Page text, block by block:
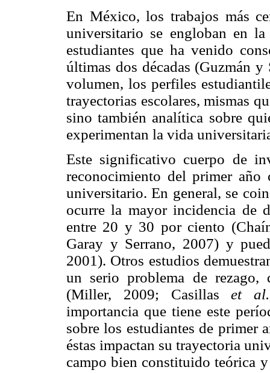
En México, los trabajos más
universitario se engloban en
estudiantes que ha venido
últimas dos décadas (Guzmán
volumen, los perfiles
trayectorias escolares, mismas
sino también analítica sobre
experimentan la vida
Este significativo cuerpo de
reconocimiento del primer
universitario. En general, se
ocurre la mayor incidencia de
entre 20 y 30 por ciento
Garay y Serrano, 2007) y
2001). Otros estudios
un serio problema de rezago,
(Miller, 2009; Casillaset
importancia que tiene este
sobre los estudiantes de primer
éstas impactan su trayectoria
campo bien constituido teórica